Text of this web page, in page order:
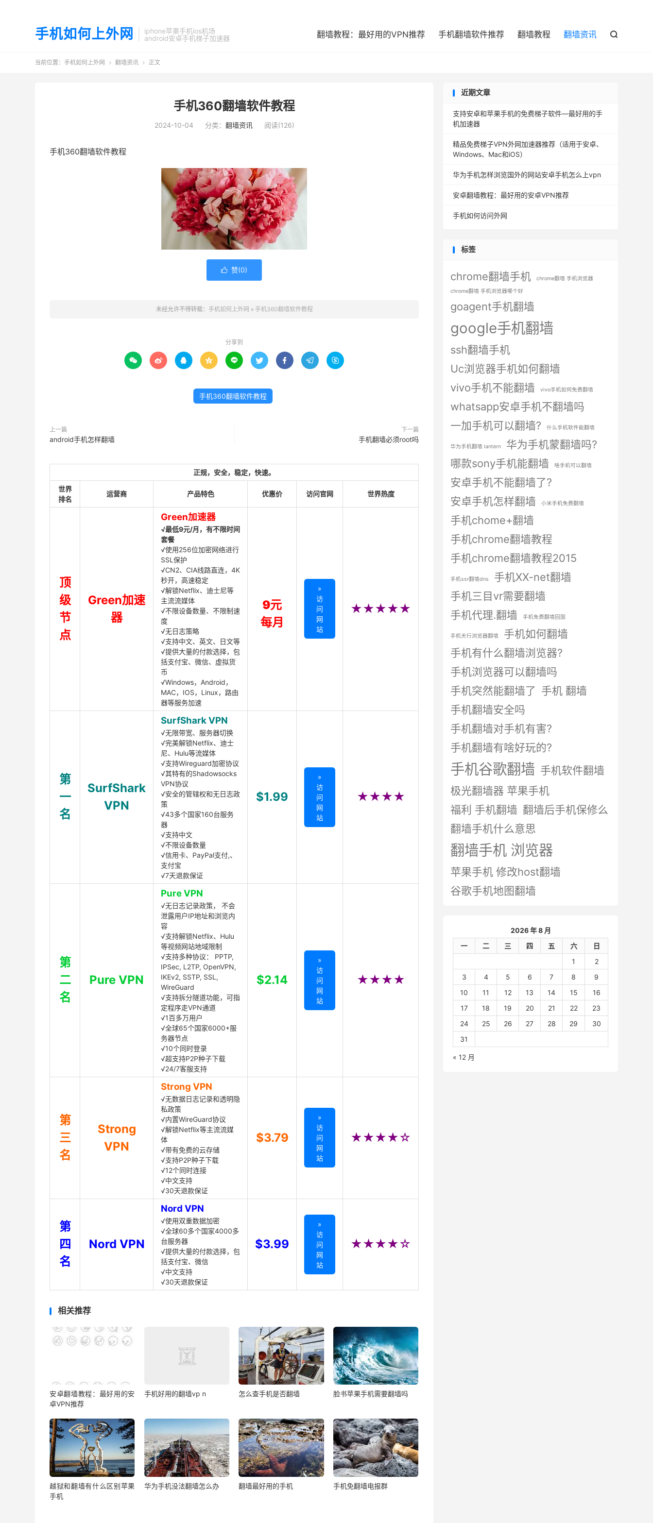
手机如何上外网
iphone苹果手机ios机场
android安卓手机梯子加速器
翻墙教程：最好用的VPN推荐 手机翻墙软件推荐 翻墙教程 翻墙资讯 
当前位置： 手机如何上外网  翻墙资讯  正文
手机360翻墙软件教程
2024-10-04 分类： 翻墙资讯 阅读(126)
手机360翻墙软件教程
 赞(0)
未经允许不得转载： 手机如何上外网 » 手机360翻墙软件教程
分享到
        
手机360翻墙软件教程
上一篇
android手机怎样翻墙
下一篇
手机翻墙必须root吗
正规，安全，稳定，快速。
世界
排名
运营商 产品特色 优惠价 访问官网 世界热度
顶
级
节
点
Green加速
器
Green加速器
√最低9元/月，有不限时间
套餐
√使用256位加密网络进行
SSL保护
√CN2、CIA线路直连，4K
秒开，高速稳定
√解锁Netflix、迪士尼等
主流流媒体
√不限设备数量、不限制速
度
√无日志策略
√支持中文、英文、日文等
√提供大量的付款选择，包
括支付宝、微信、虚拟货
币
√Windows，Android，
MAC，IOS，Linux，路由
器等服务加速
9元
每月
»
访
问
网
站
★★★★★
第
一
名
SurfShark
VPN
SurfShark VPN
√无限带宽、服务器切换
√完美解锁Netflix、迪士
尼、Hulu等流媒体
√支持Wireguard加密协议
√其特有的Shadowsocks
VPN协议
√安全的管辖权和无日志政
策
√43多个国家160台服务
器
√支持中文
√不限设备数量
√信用卡、PayPal支付,、
支付宝
√7天退款保证
$1.99
»
访
问
网
站
★★★★
第
二
名
Pure VPN
Pure VPN
√无日志记录政策， 不会
泄露用户IP地址和浏览内
容
√支持解锁Netflix、Hulu
等视频网站地域限制
√支持多种协议： PPTP,
IPSec, L2TP, OpenVPN,
IKEv2, SSTP, SSL,
WireGuard
√支持拆分隧道功能，可指
定程序走VPN通道
√1百多万用户
√全球65个国家6000+服
务器节点
√10个同时登录
√超支持P2P种子下载
√24/7客服支持
$2.14
»
访
问
网
站
★★★★
第
三
名
Strong
VPN
Strong VPN
√无数据日志记录和透明隐
私政策
√内置WireGuard协议
√解锁Netflix等主流流媒
体
√带有免费的云存储
√支持P2P种子下载
√12个同时连接
√中文支持
√30天退款保证
$3.79
»
访
问
网
站
★★★★☆
第
四
名
Nord VPN
Nord VPN
√使用双重数据加密
√全球60多个国家4000多
台服务器
√提供大量的付款选择，包
括支付宝、微信
√中文支持
√30天退款保证
$3.99
»
访
问
网
站
★★★★☆
相关推荐
安卓翻墙教程：最好用的安
卓VPN推荐
手机好用的翻墙vp n 怎么查手机是否翻墙 脸书苹果手机需要翻墙吗
越狱和翻墙有什么区别苹果
手机
华为手机没法翻墙怎么办 翻墙最好用的手机 手机免翻墙电报群
近期文章
支持安卓和苹果手机的免费梯子软件—最好用的手
机加速器
精品免费梯子VPN外网加速器推荐（适用于安卓、
Windows、Mac和iOS）
华为手机怎样浏览国外的网站安卓手机怎么上vpn
安卓翻墙教程：最好用的安卓VPN推荐
手机如何访问外网
标签
chrome翻墙手机
chrome翻墙 手机浏览器
chrome翻墙 手机浏览器哪个好
goagent手机翻墙
google手机翻墙
ssh翻墙手机
Uc浏览器手机如何翻墙
vivo手机不能翻墙
vivo手机如何免费翻墙
whatsapp安卓手机不翻墙吗
一加手机可以翻墙?
什么手机软件能翻墙
华为手机翻墙 lantern
华为手机蒙翻墙吗?
哪款sony手机能翻墙
啥手机可以翻墙
安卓手机不能翻墙了?
安卓手机怎样翻墙
小米手机免费翻墙
手机chome+翻墙
手机chrome翻墙教程
手机chrome翻墙教程2015
手机ssr翻墙dns
手机XX-net翻墙
手机三目vr需要翻墙
手机代理.翻墙
手机免费翻墙回国
手机天行浏览器翻墙
手机如何翻墙
手机有什么翻墙浏览器?
手机浏览器可以翻墙吗
手机突然能翻墙了 手机 翻墙
手机翻墙安全吗
手机翻墙对手机有害?
手机翻墙有啥好玩的?
手机谷歌翻墙 手机软件翻墙
极光翻墙器 苹果手机
福利 手机翻墙 翻墙后手机保修么
翻墙手机什么意思
翻墙手机 浏览器
苹果手机 修改host翻墙
谷歌手机地图翻墙
2026 年 8 月
一
二 三 四 五 六
日
1
2
3
4 5 6 7 8
9
10
11 12 13 14 15
16
17
18 19 20 21 22
23
24
25 26 27 28 29
30
31
« 12 月